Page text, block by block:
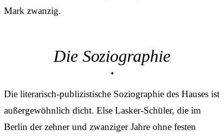
Mark zwanzig.
Die Soziographie
Die literarisch-publizistische Soziographie des Hauses ist
außergewöhnlich dicht. Else Lasker-Schüler, die im
Berlin der zehner und zwanziger Jahre ohne festen